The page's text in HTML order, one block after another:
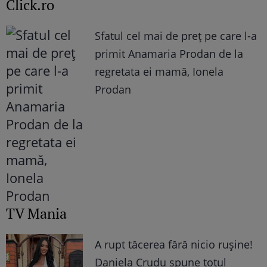
Click.ro
Sfatul cel mai de preț pe care l-a
primit Anamaria Prodan de la
regretata ei mamă, Ionela
Prodan
TV Mania
A rupt tăcerea fără nicio rușine!
Daniela Crudu spune totul